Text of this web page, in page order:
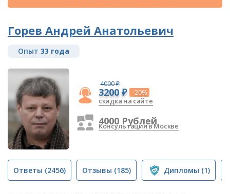
Горев Андрей Анатольевич
Опыт 33 года
4000 ₽
3200 ₽ -20%
скидка на сайте
4000 Рублей
Консультация в Москве
Ответы (2456) Отзывы (185) Дипломы (1)